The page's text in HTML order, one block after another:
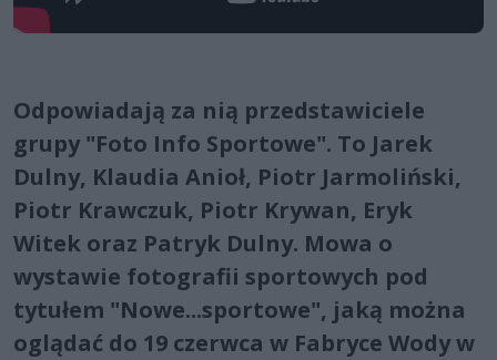
Odpowiadają za nią przedstawiciele
grupy "Foto Info Sportowe". To Jarek
Dulny, Klaudia Anioł, Piotr Jarmoliński,
Piotr Krawczuk, Piotr Krywan, Eryk
Witek oraz Patryk Dulny. Mowa o
wystawie fotografii sportowych pod
tytułem "Nowe...sportowe", jaką można
oglądać do 19 czerwca w Fabryce Wody w